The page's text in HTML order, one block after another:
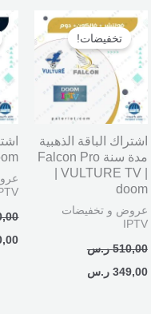
تخفيضات!
اشتراك الباقة الذهبية
مدة سنة Falcon Pro
| VULTURE TV |
doom
عروض و تخفيضات
IPTV
510,00 ر.س
السعر
الأصلي
هو:
510,00 ر.س.
349,00 ر.س
السعر
الحالي
هو:
349,00 ر.س.
هو: